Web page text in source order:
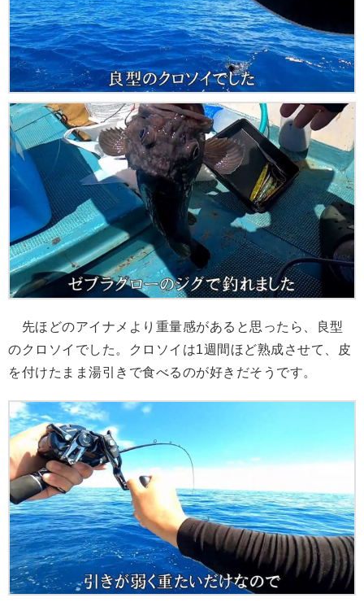
先ほどのアイナメより重量感があると思ったら、良型
のクロソイでした。クロソイは1週間ほど熟成させて、皮
を付けたまま湯引きで食べるのが好きだそうです。